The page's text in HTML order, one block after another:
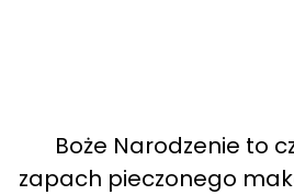
Boże Narodzenie to
zapach pieczonego